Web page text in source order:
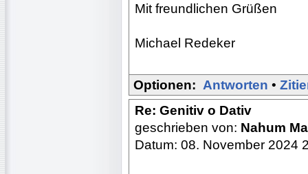
Mit freundlichen Grüßen
Michael Redeker
Optionen: Antworten •
Re: Genitiv o Dativ
geschrieben von: Nahum
Datum: 08. November 2024